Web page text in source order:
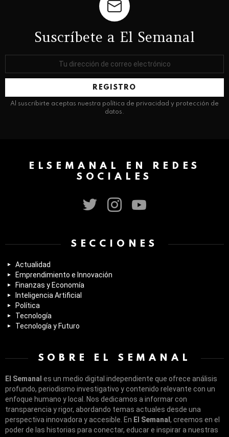
Suscríbete a El Semanal
Al suscribirte aceptas nuestra política de privacidad y protección de
datos.
ELSEMANAL EN REDES
SOCIALES
SECCIONES
Actualidad
Emprendimiento e Innovación
Finanzas y Economía
Inteligencia Artificial
Política
Tecnología
Tecnología y Futuro
SOBRE EL SEMANAL
El Semanal es un medio digital independiente que ofrece análisis
profundo, periodismo investigativo y contenido relevante con un
enfoque humano y local. Nos dedicamos a informar con
transparencia y rigor, abordando temas actuales desde una
perspectiva innovadora y accesible. En El Semanal , creemos en el
poder de las historias para conectar, educar e inspirar a nuestras